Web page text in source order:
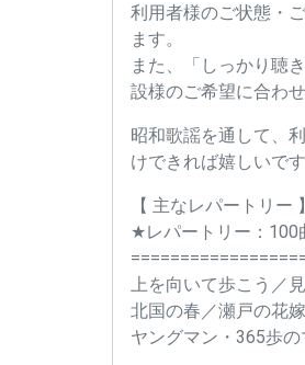
利用者様のご状態・
ます。
また、「しっかり聴
設様のご希望に合わ
昭和歌謡を通して、
けできれば嬉しいです
【 主なレパートリー 】
★レパートリー：100
上を向いて歩こう／
北国の春／瀬戸の花
ヤングマン・365歩